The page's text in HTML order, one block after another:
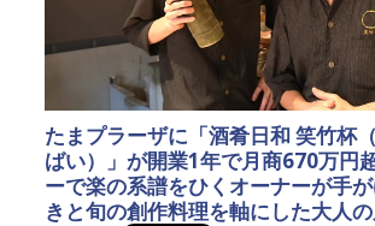
たまプラーザに「酒肴日和 笑竹杯
ばい）」が開業1年で月商670万円
ーで楽の系譜をひくオーナーが手
きと旬の創作料理を軸にした大人